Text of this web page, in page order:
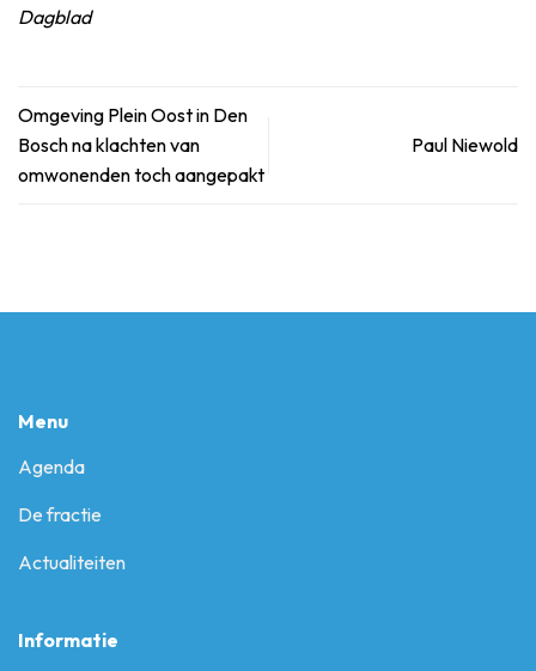
Dagblad
Omgeving Plein Oost in Den
Bosch na klachten van
omwonenden toch aangepakt
Paul Niewold
Menu
Agenda
De fractie
Actualiteiten
Informatie